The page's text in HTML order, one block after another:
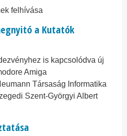
felhívása
a Kutatók
is kapcsolódva új
Amiga
Társaság Informatika
Szent-Györgyi Albert